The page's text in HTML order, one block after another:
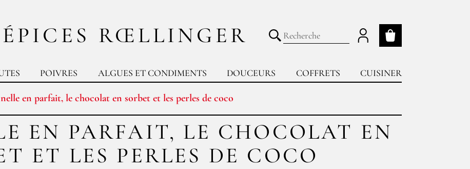
ÉPICES RŒLLINGER
POIVRES ALGUES ET CONDIMENTS DOUCEURS COFFRETS CUISINER
Mon panier
Lancer la recherche
en parfait, le chocolat en sorbet et les perles de coco
EN PARFAIT, LE CHOCOLAT EN
ET LES PERLES DE COCO